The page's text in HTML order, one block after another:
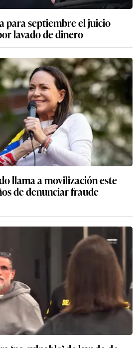
para septiembre el juicio
lavado de dinero
llama a movilización este
de denunciar fraude